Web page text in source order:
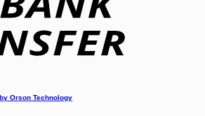
Orson Technology